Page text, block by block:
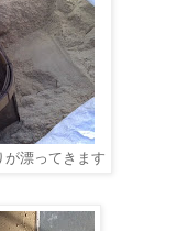
が漂ってきます